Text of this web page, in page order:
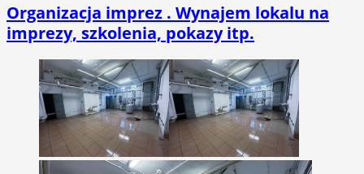
Organizacja imprez . Wynajem lokalu na
imprezy, szkolenia, pokazy itp.